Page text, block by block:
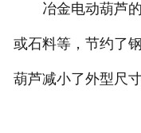
冶金电动葫芦的
或石料等，节约了
葫芦减小了外型尺寸